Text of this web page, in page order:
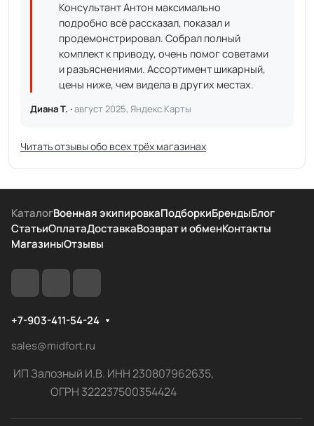
Консультант Антон максимально
подробно всё рассказал, показал и
продемонстрировал. Собрал полный
комплект к приводу, очень помог советами
и разъяснениями. Ассортимент шикарный,
цены ниже, чем видела в других местах.
Диана Т. ·август 2025, Яндекс.Карты
Читать отзывы обо всех трёх магазинах
КаталогВоенная экипировкаПодборкиБрендыБлог
СтатьиОплатаДоставкаВозврат и обменКонтакты
МагазиныОтзывы
+7-903-411-54-24
sales@midfort.ru
ИП Залозный И.В. ИНН 230807962635,
ОГРН 322237500354424